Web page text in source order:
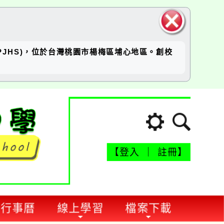
塊
，位於台灣桃園市楊梅區埔心地區。創校
事曆 線上學習 檔案下載
【登入 註冊】